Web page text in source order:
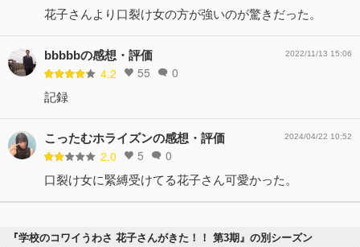
花子さんより口裂け女の方が強いのが驚きだった。
bbbbbの感想・評価
4.2 55 0
2022/11/13 15:06
記録
こったむホライズンの感想・評価
2.0 5 0
2024/04/22 10:52
口裂け女に緊縛受けてる花子さん可愛かった。
『学校のコワイうわさ 花子さんがきた！！ 第3期』の別シーズン